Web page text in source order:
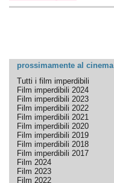
prossimamente al cinema
Tutti i film imperdibili
Film imperdibili 2024
Film imperdibili 2023
Film imperdibili 2022
Film imperdibili 2021
Film imperdibili 2020
Film imperdibili 2019
Film imperdibili 2018
Film imperdibili 2017
Film 2024
Film 2023
Film 2022